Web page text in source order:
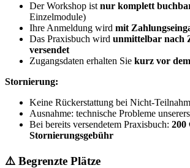
Der Workshop ist nur komplett
Einzelmodule)
Ihre Anmeldung wird mit
Das Praxisbuch wird unmittelbar nach
versendet
Zugangsdaten erhalten Sie kurz vor
Stornierung:
Keine Rückerstattung bei Nicht-
Ausnahme: technische Probleme
Bei bereits versendetem Praxisbuch: 200
Stornierungsgebühr
⚠️ Begrenzte Plätze